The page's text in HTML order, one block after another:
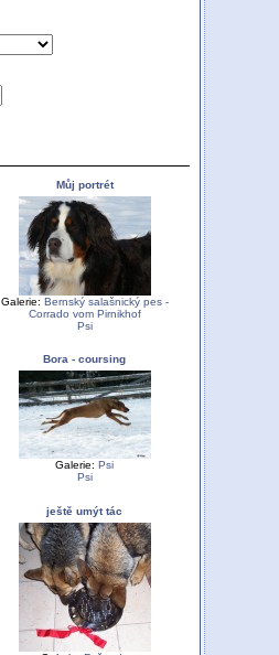
Můj portrét
Galerie: Bernský salašnický pes -
Corrado vom Pirnikhof
Psi
Bora - coursing
Galerie: Psi
Psi
ještě umýt tác